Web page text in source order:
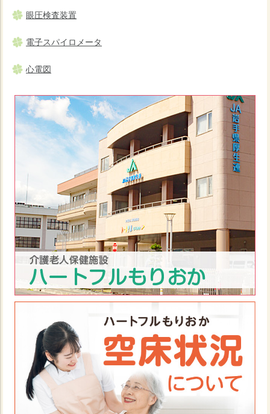
眼圧検査装置
電子スパイロメータ
心電図